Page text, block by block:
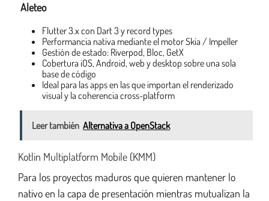
Aleteo
Flutter 3.x con Dart 3 y record types
Performancia nativa mediante el motor Skia / Impeller
Gestión de estado: Riverpod, Bloc, GetX
Cobertura iOS, Android, web y desktop sobre una sola
base de código
Ideal para las apps en las que importan el renderizado
visual y la coherencia cross-platform
Leer también Alternativa a OpenStack
Kotlin Multiplatform Mobile (KMM)
Para los proyectos maduros que quieren mantener lo
nativo en la capa de presentación mientras mutualizan la